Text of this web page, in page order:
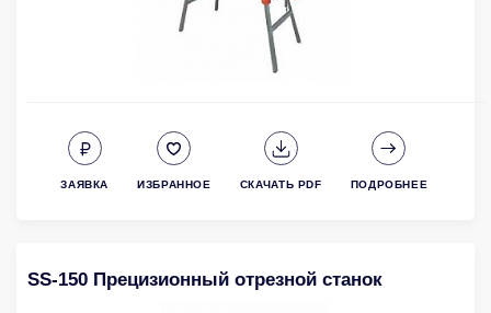
ЗАЯВКА ИЗБРАННОЕ СКАЧАТЬ PDF ПОДРОБНЕЕ
SS-150 Прецизионный отрезной станок